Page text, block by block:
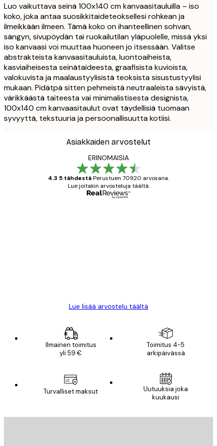
Luo vaikuttava seinä 100x140 cm kanvaasitauluilla – iso
koko, joka antaa suosikkitaideteoksellesi rohkean ja
ilmeikkään ilmeen. Tämä koko on ihanteellinen sohvan,
sängyn, sivupöydän tai ruokailutilan yläpuolelle, missä yksi
iso kanvaasi voi muuttaa huoneen jo itsessään. Valitse
abstrakteista kanvaasitauluista, luontoaiheista,
kasviaiheisesta seinätaideesta, graafisista kuvioista,
valokuvista ja maalaustyylisistä teoksista sisustustyylisi
mukaan. Pidätpä sitten pehmeistä neutraaleista sävyistä,
värikkäästä taiteesta vai minimalistisesta designista,
100x140 cm kanvaasitaulut ovat täydellisiä tuomaan
syvyyttä, tekstuuria ja persoonallisuutta kotiisi.
Asiakkaiden arvostelut
ERINOMAISIA
4.3 5 tähdestäPerustuen 70920 arvosana.
Lue joitakin arvosteluja täältä.
Lue lisää arvostelu täältä
Ilmainen toimitus
yli 59 €
Toimitus 4-5
arkipäivässä
Turvalliset maksut
Uutuuksia joka
kuukausi